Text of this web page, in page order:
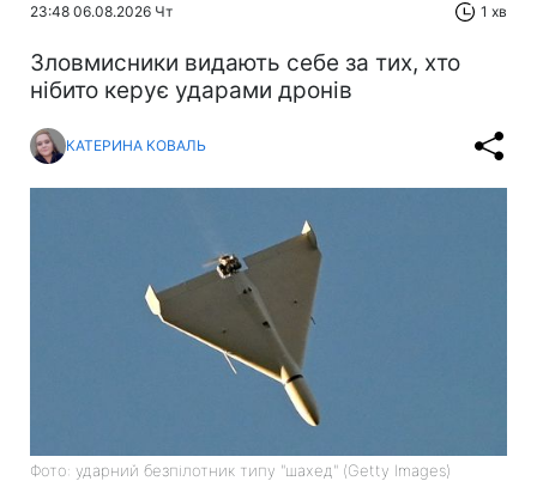
23:48 06.08.2026 Чт 1 хв
Зловмисники видають себе за тих, хто
нібито керує ударами дронів
КАТЕРИНА КОВАЛЬ
Фото: ударний безпілотник типу "шахед" (Getty Images)